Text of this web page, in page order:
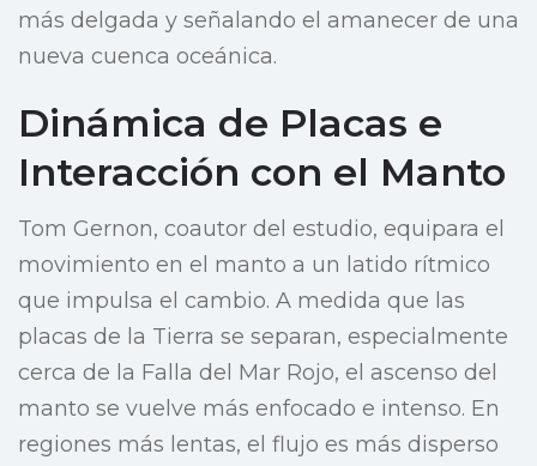
más delgada y señalando el amanecer de una
nueva cuenca oceánica.
Dinámica de Placas e
Interacción con el Manto
Tom Gernon, coautor del estudio, equipara el
movimiento en el manto a un latido rítmico
que impulsa el cambio. A medida que las
placas de la Tierra se separan, especialmente
cerca de la Falla del Mar Rojo, el ascenso del
manto se vuelve más enfocado e intenso. En
regiones más lentas, el flujo es más disperso